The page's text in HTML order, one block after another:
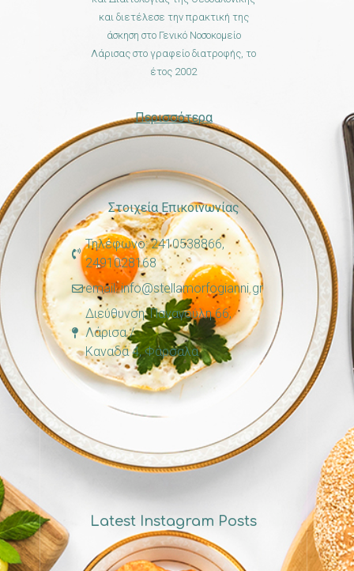
και διετέλεσε την πρακτική της
άσκηση στο Γενικό Νοσοκομείο
Λάρισας στο γραφείο διατροφής, το
έτος 2002
Περισσότερα
Στοιχεία Επικοινωνίας
Τηλέφωνο: 2410538866,
2491028168
email: info@stellamorfogianni.gr
Διεύθυνση: Παναγούλη 66,
Λάρισα /
Καναδά 4, Φάρσαλα
Latest Instagram Posts